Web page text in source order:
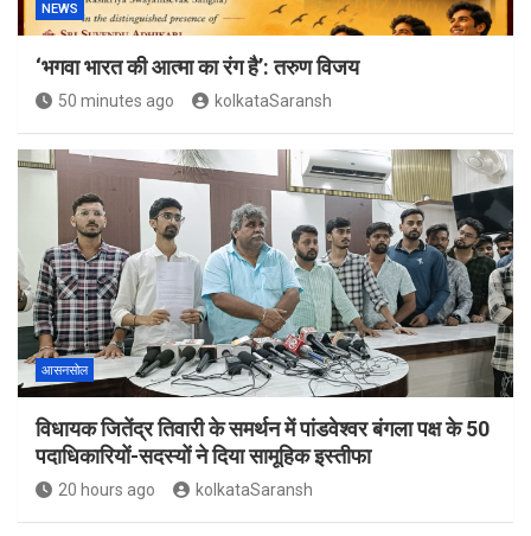
NEWS
‘भगवा भारत की आत्मा का रंग है’: तरुण विजय
50 minutes ago kolkataSaransh
आसनसोल
विधायक जितेंद्र तिवारी के समर्थन में पांडवेश्वर बंगला पक्ष के 50
पदाधिकारियों-सदस्यों ने दिया सामूहिक इस्तीफा
20 hours ago kolkataSaransh